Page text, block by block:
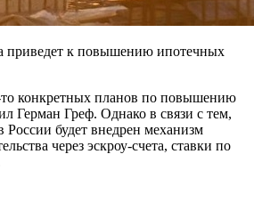
приведет к повышению ипотечных
то конкретных планов по повышению
Герман Греф. Однако в связи с тем,
России будет внедрен механизм
через эскроу-счета, ставки по